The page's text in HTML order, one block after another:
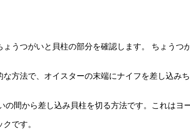
うつがいと貝柱の部分を確認します。 ちょうつ
方法で、オイスターの末端にナイフを差し込み
間から差し込み貝柱を切る方法です。これはヨ
です。